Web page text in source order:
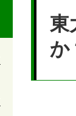
東
か